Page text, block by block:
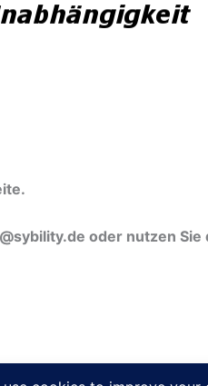
oder nutzen